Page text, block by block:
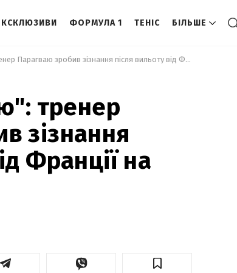
ФОРМУЛА 1 ТЕНІС БІЛЬШЕ
"Я стікаю кров'ю": тренер Парагваю зробив зізнання після вильоту від Франції на ЧС-2026
тренер
зізнання
Франції на